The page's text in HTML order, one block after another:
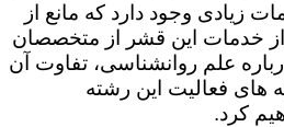
زیادی وجود دارد که مانع از
خدمات این قشر از متخصصان
علم روانشناسی، تفاوت آن
های فعالیت این رشته
کرد.